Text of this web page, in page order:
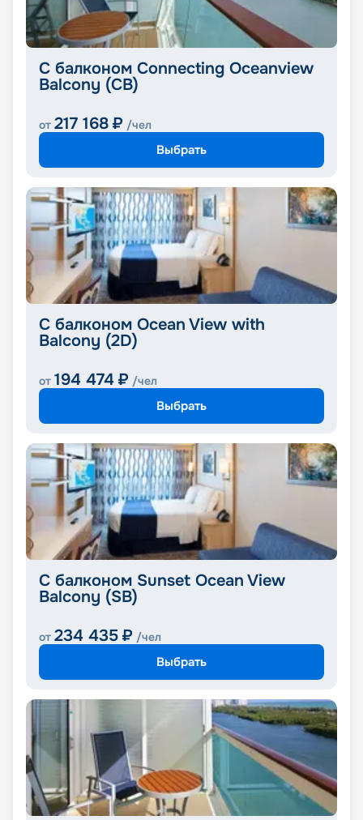
С балконом Connecting Oceanview
Balcony (CB)
от 217 168 ₽ /чел
Выбрать
С балконом Ocean View with
Balcony (2D)
от 194 474 ₽ /чел
Выбрать
С балконом Sunset Ocean View
Balcony (SB)
от 234 435 ₽ /чел
Выбрать